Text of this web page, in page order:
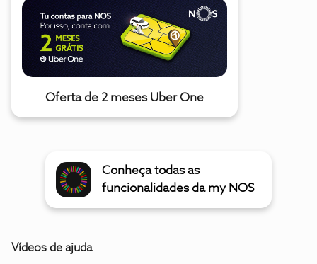
Oferta de 2 meses Uber One
Conheça todas as
funcionalidades da my NOS
Vídeos de ajuda